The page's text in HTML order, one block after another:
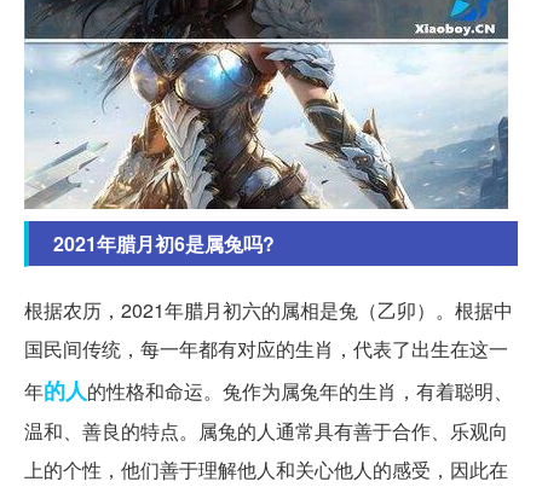
2021年腊月初6是属兔吗?
根据农历，2021年腊月初六的属相是兔（乙卯）。根据中
国民间传统，每一年都有对应的生肖，代表了出生在这一
年的人的性格和命运。兔作为属兔年的生肖，有着聪明、
温和、善良的特点。属兔的人通常具有善于合作、乐观向
上的个性，他们善于理解他人和关心他人的感受，因此在